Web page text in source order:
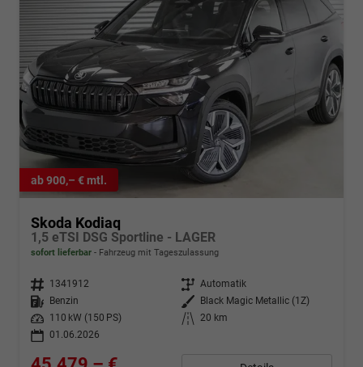
ab 900,– € mtl.
Skoda Kodiaq
1,5 eTSI DSG Sportline - LAGER
sofort lieferbar Fahrzeug mit Tageszulassung
Fahrzeugnr. 1341912 Getriebe Automatik
Kraftstoff
Benzin Außenfarbe
Black Magic Metallic (1Z)
Leistung
110 kW (150 PS) Kilometerstand
20 km
01.06.2026